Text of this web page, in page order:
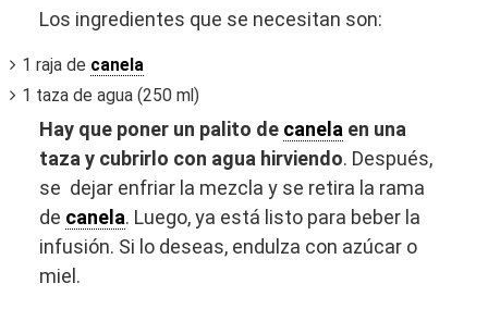
Los ingredientes que se necesitan son:
1 raja de canela
1 taza de agua (250 ml)
Hay que poner un palito de canela en una
taza y cubrirlo con agua hirviendo. Después,
se dejar enfriar la mezcla y se retira la rama
de canela. Luego, ya está listo para beber la
infusión. Si lo deseas, endulza con azúcar o
miel.